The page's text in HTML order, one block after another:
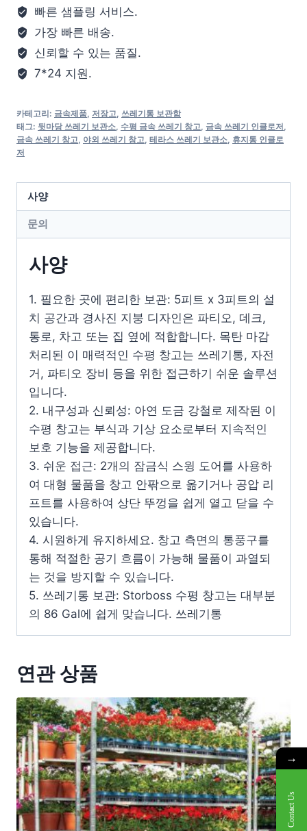
빠른 샘플링 서비스.
가장 빠른 배송.
신뢰할 수 있는 품질.
7*24 지원.
카테고리: 금속제품, 저장고, 쓰레기통 보관함
태그: 뒷마당 쓰레기 보관소, 수평 금속 쓰레기 창고, 금속 쓰레기 인클로저,
금속 쓰레기 창고, 야외 쓰레기 창고, 테라스 쓰레기 보관소, 휴지통 인클로
저
사양
문의
사양
1. 필요한 곳에 편리한 보관: 5피트 x 3피트의 설
치 공간과 경사진 지붕 디자인은 파티오, 데크,
통로, 차고 또는 집 옆에 적합합니다. 목탄 마감
처리된 이 매력적인 수평 창고는 쓰레기통, 자전
거, 파티오 장비 등을 위한 접근하기 쉬운 솔루션
입니다.
2. 내구성과 신뢰성: 아연 도금 강철로 제작된 이
수평 창고는 부식과 기상 요소로부터 지속적인
보호 기능을 제공합니다.
3. 쉬운 접근: 2개의 잠금식 스윙 도어를 사용하
여 대형 물품을 창고 안팎으로 옮기거나 공압 리
프트를 사용하여 상단 뚜껑을 쉽게 열고 닫을 수
있습니다.
4. 시원하게 유지하세요. 창고 측면의 통풍구를
통해 적절한 공기 흐름이 가능해 물품이 과열되
는 것을 방지할 수 있습니다.
5. 쓰레기통 보관: Storboss 수평 창고는 대부분
의 86 Gal에 쉽게 맞습니다. 쓰레기통
연관 상품
→
Contact Us